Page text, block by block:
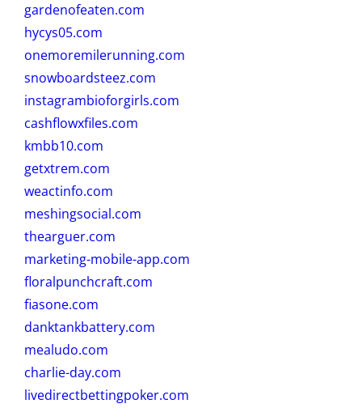
gardenofeaten.com
hycys05.com
onemoremilerunning.com
snowboardsteez.com
instagrambioforgirls.com
cashflowxfiles.com
kmbb10.com
getxtrem.com
weactinfo.com
meshingsocial.com
thearguer.com
marketing-mobile-app.com
floralpunchcraft.com
fiasone.com
danktankbattery.com
mealudo.com
charlie-day.com
livedirectbettingpoker.com